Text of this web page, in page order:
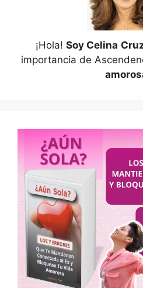
¡Hola! Soy Celina
importancia de